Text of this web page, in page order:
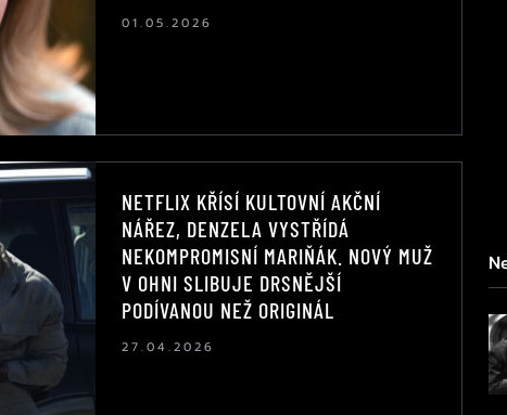
01.05.2026
NETFLIX KŘÍSÍ KULTOVNÍ AKČNÍ
NÁŘEZ, DENZELA VYSTŘÍDÁ
NEKOMPROMISNÍ MARIŇÁK. NOVÝ MUŽ
V OHNI SLIBUJE DRSNĚJŠÍ
PODÍVANOU NEŽ ORIGINÁL
27.04.2026